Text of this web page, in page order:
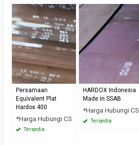
Persamaan
Equivalent Plat
Hardox 400
*Harga Hubungi CS
Tersedia
HARDOX Indonesia
Made in SSAB
*Harga Hubungi CS
Tersedia